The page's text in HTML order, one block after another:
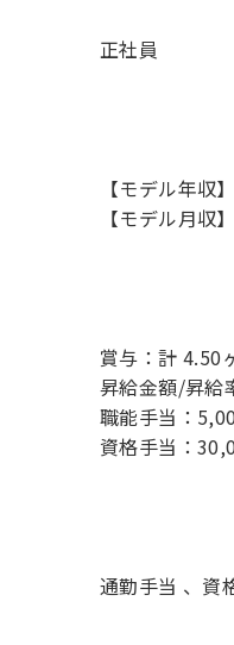
正社員
【モデル年収
【モデル月収
賞与：計 4.50
昇給金額/昇給
職能手当：
資格手当：
通勤手当 、資